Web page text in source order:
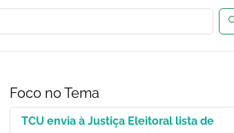
Foco no Tema
TCU envia à Justiça Eleitoral lista de